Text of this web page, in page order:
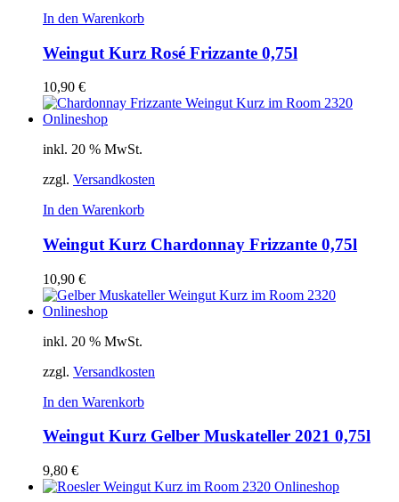
In den Warenkorb
Weingut Kurz Rosé Frizzante 0,75l
10,90 €
inkl. 20 % MwSt.
zzgl. Versandkosten
In den Warenkorb
Weingut Kurz Chardonnay Frizzante 0,75l
10,90 €
inkl. 20 % MwSt.
zzgl. Versandkosten
In den Warenkorb
Weingut Kurz Gelber Muskateller 2021 0,75l
9,80 €